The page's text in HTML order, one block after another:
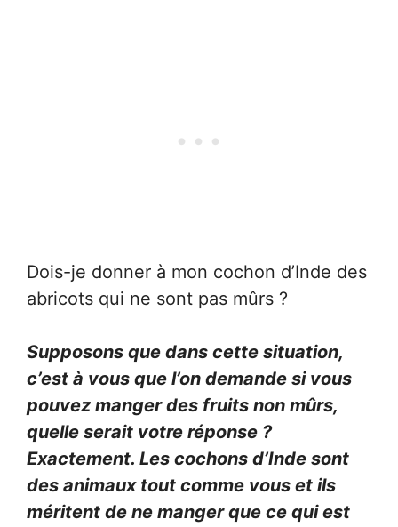
Dois-je donner à mon cochon d’Inde des
abricots qui ne sont pas mûrs ?
Supposons que dans cette situation,
c’est à vous que l’on demande si vous
pouvez manger des fruits non mûrs,
quelle serait votre réponse ?
Exactement. Les cochons d’Inde sont
des animaux tout comme vous et ils
méritent de ne manger que ce qui est